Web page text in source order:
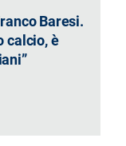
Baresi.
calcio, è